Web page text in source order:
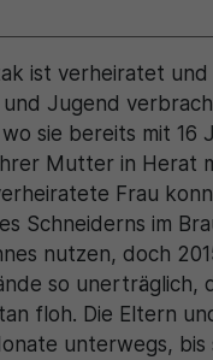
ist verheiratet
Jugend
sie bereits mit 16
Mutter in Herat
Frau
Schneiderns im
nutzen, doch
so unerträglich,
floh. Die Eltern
unterwegs, bis